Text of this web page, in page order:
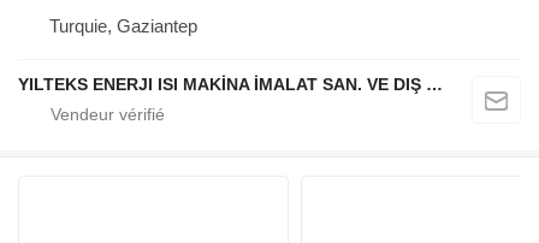
Turquie, Gaziantep
YILTEKS ENERJI ISI MAKİNA İMALAT SAN. VE DIŞ TİC. LTD. ŞTİ.